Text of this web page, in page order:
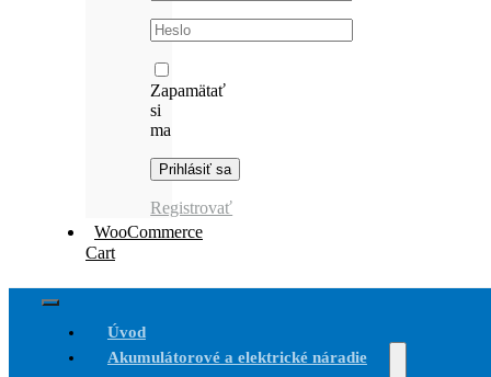
Password:
Zapamätať
si
ma
Registrovať
WooCommerce
Cart
Toggle
Navigation
Úvod
Akumulátorové a elektrické náradie